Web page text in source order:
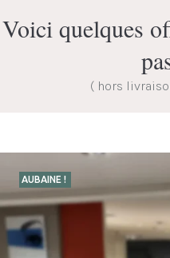
Voici quelques
( hors
AUBAINE !